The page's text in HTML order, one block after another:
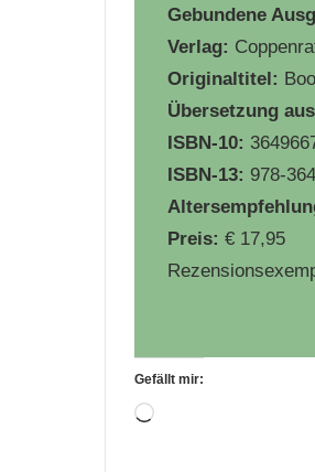
Gebundene
Verlag:
Originaltitel:
Übersetzung
ISBN-10:
ISBN-13: 978-
Preis: € 17,95
Gefällt mir:
Wird